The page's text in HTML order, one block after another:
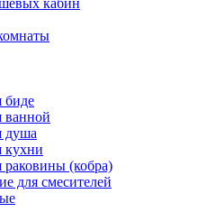
кабин
биде
ванной
душа
кухни
раковины (кобра)
для смесителей